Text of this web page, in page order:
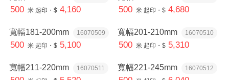
500 米 起印・$ 4,160 500 米 起印・$ 4,680
寬幅181-200mm 16070509
500 米 起印・$ 5,100
寬幅201-210mm 16070510
500 米 起印・$ 5,310
寬幅211-220mm 16070511 寬幅221-245mm 16070512